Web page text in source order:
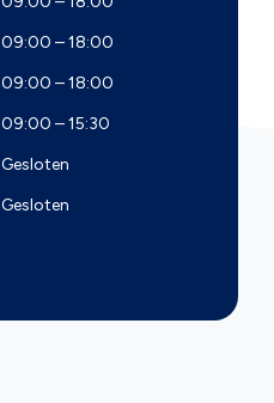
09:00 – 18:00
09:00 – 18:00
09:00 – 15:30
Gesloten
Gesloten